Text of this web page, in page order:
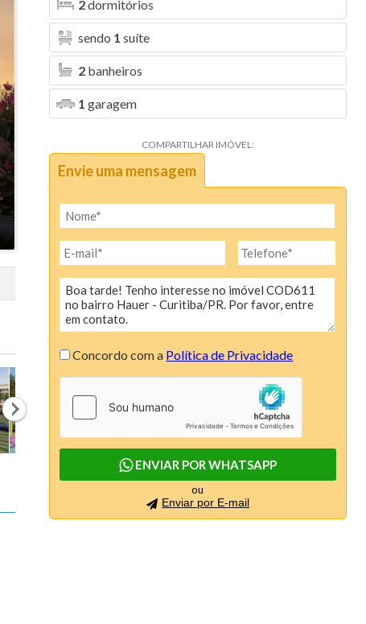
2dormitórios
sendo 1 suíte
2 banheiros
1 garagem
COMPARTILHAR IMÓVEL:
Envie uma mensagem
Concordo com a Política de Privacidade
ENVIAR POR WHATSAPP
ou
Enviar por E-mail